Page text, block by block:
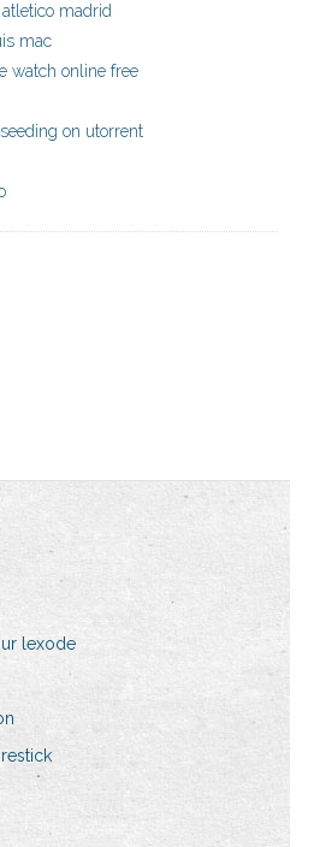
madrid
mac
watch online free
on utorrent
lexode